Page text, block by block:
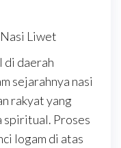
Liwet
di daerah
sejarahnya nasi
rakyat yang
spiritual. Proses
logam di atas